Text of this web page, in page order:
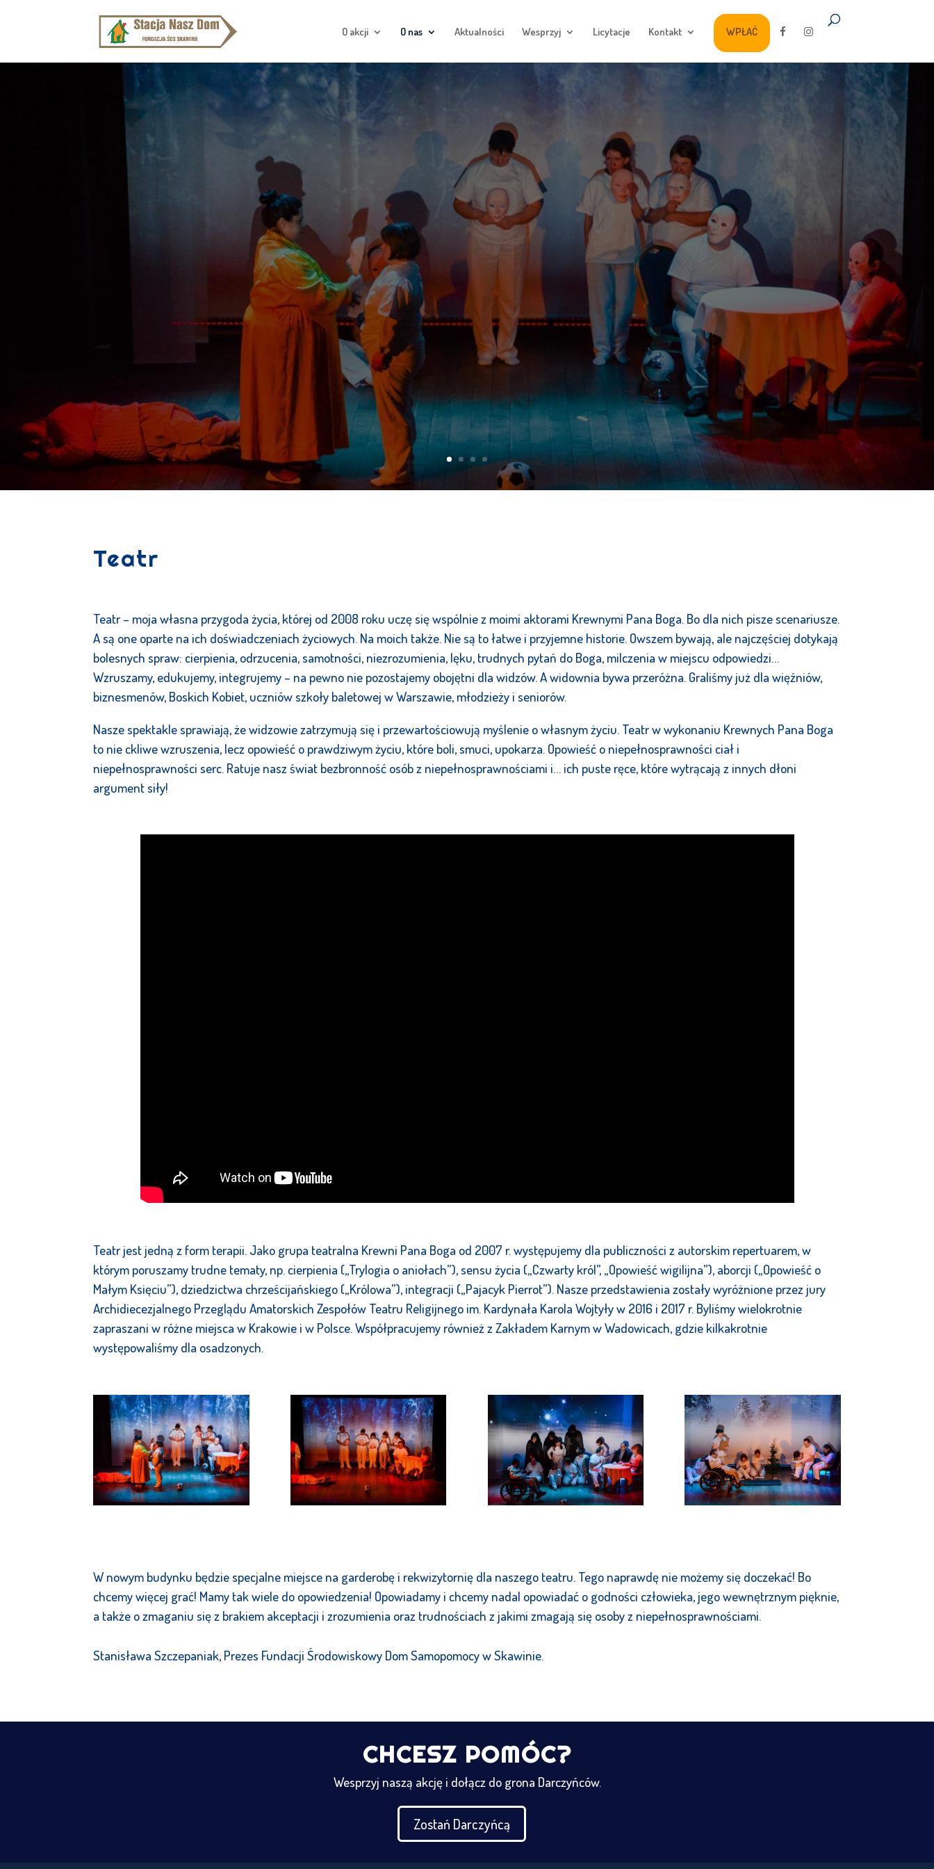
O akcji O nas Aktualności Wesprzyj Licytacje Kontakt WPŁAĆ
Teatr
Teatr – moja własna przygoda życia, której od 2008 roku uczę się wspólnie z moimi aktorami Krewnymi Pana Boga. Bo dla nich pisze scenariusze.
A są one oparte na ich doświadczeniach życiowych. Na moich także. Nie są to łatwe i przyjemne historie. Owszem bywają, ale najczęściej dotykają
bolesnych spraw: cierpienia, odrzucenia, samotności, niezrozumienia, lęku, trudnych pytań do Boga, milczenia w miejscu odpowiedzi…
Wzruszamy, edukujemy, integrujemy – na pewno nie pozostajemy obojętni dla widzów. A widownia bywa przeróżna. Graliśmy już dla więźniów,
biznesmenów, Boskich Kobiet, uczniów szkoły baletowej w Warszawie, młodzieży i seniorów.
Nasze spektakle sprawiają, że widzowie zatrzymują się i przewartościowują myślenie o własnym życiu. Teatr w wykonaniu Krewnych Pana Boga
to nie ckliwe wzruszenia, lecz opowieść o prawdziwym życiu, które boli, smuci, upokarza. Opowieść o niepełnosprawności ciał i
niepełnosprawności serc. Ratuje nasz świat bezbronność osób z niepełnosprawnościami i… ich puste ręce, które wytrącają z innych dłoni
argument siły!
Teatr jest jedną z form terapii. Jako grupa teatralna Krewni Pana Boga od 2007 r. występujemy dla publiczności z autorskim repertuarem, w
którym poruszamy trudne tematy, np. cierpienia („Trylogia o aniołach”), sensu życia („Czwarty król”, „Opowieść wigilijna”), aborcji („Opowieść o
Małym Księciu”), dziedzictwa chrześcijańskiego („Królowa”), integracji („Pajacyk Pierrot”). Nasze przedstawienia zostały wyróżnione przez jury
Archidiecezjalnego Przeglądu Amatorskich Zespołów Teatru Religijnego im. Kardynała Karola Wojtyły w 2016 i 2017 r. Byliśmy wielokrotnie
zapraszani w różne miejsca w Krakowie i w Polsce. Współpracujemy również z Zakładem Karnym w Wadowicach, gdzie kilkakrotnie
występowaliśmy dla osadzonych.
W nowym budynku będzie specjalne miejsce na garderobę i rekwizytornię dla naszego teatru. Tego naprawdę nie możemy się doczekać! Bo
chcemy więcej grać! Mamy tak wiele do opowiedzenia! Opowiadamy i chcemy nadal opowiadać o godności człowieka, jego wewnętrznym pięknie,
a także o zmaganiu się z brakiem akceptacji i zrozumienia oraz trudnościach z jakimi zmagają się osoby z niepełnosprawnościami.
Stanisława Szczepaniak, Prezes Fundacji Środowiskowy Dom Samopomocy w Skawinie.
CHCESZ POMÓC?
Wesprzyj naszą akcję i dołącz do grona Darczyńców.
Zostań Darczyńcą